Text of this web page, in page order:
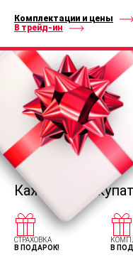
Комплектации и цены
В трейд-ин
Каждому
СТРАХОВКА
В ПОДАРОК!
В